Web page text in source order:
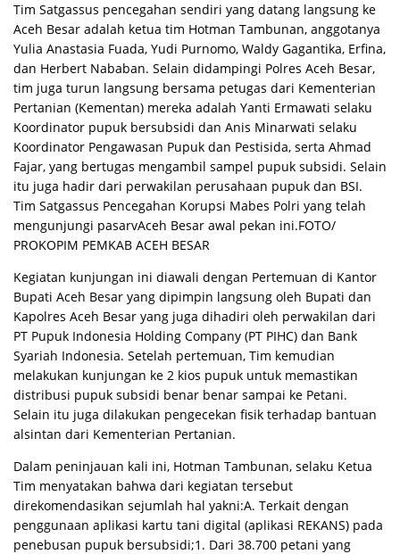
Tim Satgassus pencegahan sendiri yang datang langsung ke
Aceh Besar adalah ketua tim Hotman Tambunan, anggotanya
Yulia Anastasia Fuada, Yudi Purnomo, Waldy Gagantika, Erfina,
dan Herbert Nababan. Selain didampingi Polres Aceh Besar,
tim juga turun langsung bersama petugas dari Kementerian
Pertanian (Kementan) mereka adalah Yanti Ermawati selaku
Koordinator pupuk bersubsidi dan Anis Minarwati selaku
Koordinator Pengawasan Pupuk dan Pestisida, serta Ahmad
Fajar, yang bertugas mengambil sampel pupuk subsidi. Selain
itu juga hadir dari perwakilan perusahaan pupuk dan BSI.
Tim Satgassus Pencegahan Korupsi Mabes Polri yang telah
mengunjungi pasarvAceh Besar awal pekan ini.FOTO/
PROKOPIM PEMKAB ACEH BESAR
Kegiatan kunjungan ini diawali dengan Pertemuan di Kantor
Bupati Aceh Besar yang dipimpin langsung oleh Bupati dan
Kapolres Aceh Besar yang juga dihadiri oleh perwakilan dari
PT Pupuk Indonesia Holding Company (PT PIHC) dan Bank
Syariah Indonesia. Setelah pertemuan, Tim kemudian
melakukan kunjungan ke 2 kios pupuk untuk memastikan
distribusi pupuk subsidi benar benar sampai ke Petani.
Selain itu juga dilakukan pengecekan fisik terhadap bantuan
alsintan dari Kementerian Pertanian.
Dalam peninjauan kali ini, Hotman Tambunan, selaku Ketua
Tim menyatakan bahwa dari kegiatan tersebut
direkomendasikan sejumlah hal yakni:A. Terkait dengan
penggunaan aplikasi kartu tani digital (aplikasi REKANS) pada
penebusan pupuk bersubsidi;1. Dari 38.700 petani yang